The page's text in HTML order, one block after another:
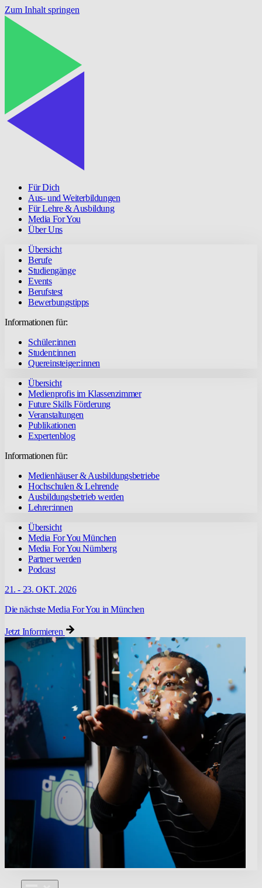
Zum Inhalt springen
Für Dich
Aus- und Weiterbildungen
Für Lehre & Ausbildung
Media For You
Über Uns
Übersicht
Berufe
Studiengänge
Events
Berufstest
Bewerbungstipps
Informationen für:
Schüler:innen
Student:innen
Quereinsteiger:innen
Übersicht
Medienprofis im Klassenzimmer
Future Skills Förderung
Veranstaltungen
Publikationen
Expertenblog
Informationen für:
Medienhäuser & Ausbildungsbetriebe
Hochschulen & Lehrende
Ausbildungsbetrieb werden
Lehrer:innen
Übersicht
Media For You München
Media For You Nürnberg
Partner werden
Podcast
21. - 23. OKT. 2026
Die nächste Media For You in München
Jetzt Informieren